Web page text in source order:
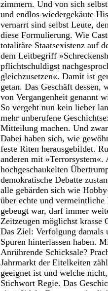
zimmern. Und von sich
und endlos wiedergekäute
vernarrt sind selbst Leute,
diese Formulierung. Wie
totalitäre Staatsexistenz auf
dem Leitbegriff
pflichtschuldigst
gleichzusetzen«. Damit ist
getan. Das Geschäft
von Vergangenheit genannt
So vergeht nun kein lieber
mehr unberufene
Mitteilung machen. Und
Dabei haben sich, wie
feste Riten herausgebildet.
anderen mit
hochgeschaukelten
demokratische Debatte
alle gebärden sich wie
über echte und vermeintliche
gebeugt war, darf immer
Zeitzeugen möglichst krasse
Das Ziel: Verfolgung damals
Spuren hinterlassen haben.
Anrührende Schicksale?
Jahrmarkt der Eitelkeiten
geeignet ist und welche
Stichwort Regie. Das